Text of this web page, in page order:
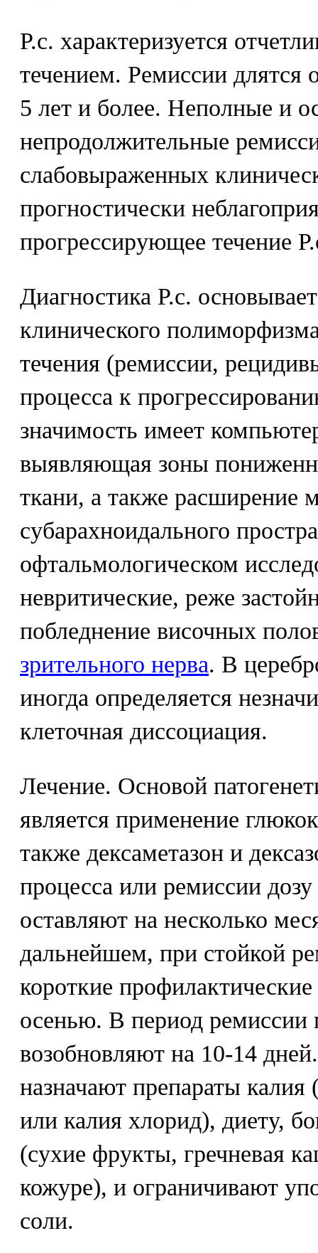
Р.с. характеризуется
течением. Ремиссии длятся
5 лет и более. Неполные и
непродолжительные
слабовыраженных
прогностически
прогрессирующее течение
Диагностика Р.с.
клинического
течения (ремиссии,
процесса к
значимость имеет
выявляющая зоны
ткани, а также расширение
субарахноидального
офтальмологическом
невритические, реже
побледнение височных
зрительного нерва. В
иногда определяется
клеточная диссоциация.
Лечение. Основой
является применение
также дексаметазон и
процесса или ремиссии
оставляют на несколько
дальнейшем, при стойкой
короткие
осенью. В период
возобновляют на 10-14
назначают препараты калия
или калия хлорид), диету,
(сухие фрукты, гречневая
кожуре), и ограничивают
соли.